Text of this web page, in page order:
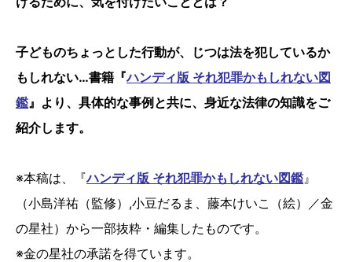
子どものちょっとした行動が、じつは法を犯しているか
もしれない…書籍『ハンディ版 それ犯罪かもしれない図
鑑 』より、具体的な事例と共に、身近な法律の知識をご
紹介します。
※本稿は、『ハンディ版 それ犯罪かもしれない図鑑 』
（小島洋祐（監修）,小豆だるま、藤本けいこ（絵）／金
の星社）から一部抜粋・編集したものです。
※金の星社の承諾を得ています。